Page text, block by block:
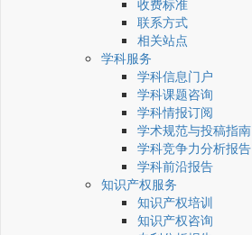
收费标准
联系方式
相关站点
学科服务
学科信息门户
学科课题咨询
学科情报订阅
学术规范与投稿指南
学科竞争力分析报告
学科前沿报告
知识产权服务
知识产权培训
知识产权咨询